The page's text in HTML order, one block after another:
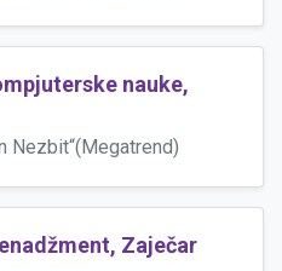
nauke,
Nezbit“(Megatrend)
Zaječar